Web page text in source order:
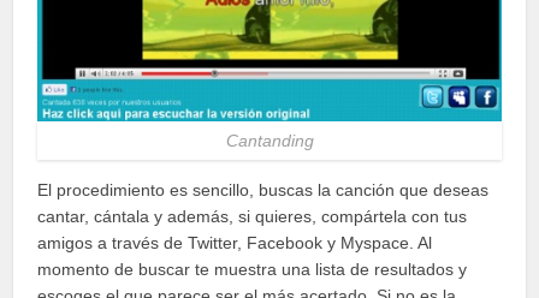
Cantanding
El procedimiento es sencillo, buscas la canción que deseas
cantar, cántala y además, si quieres, compártela con tus
amigos a través de Twitter, Facebook y Myspace. Al
momento de buscar te muestra una lista de resultados y